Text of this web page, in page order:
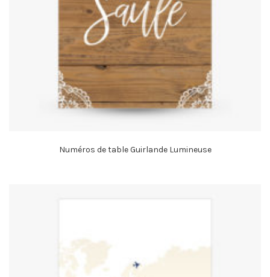
Numéros de table Guirlande Lumineuse